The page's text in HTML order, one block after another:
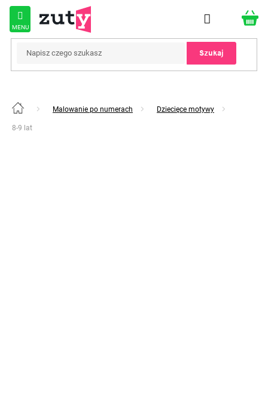
Przejść
treści
Szukaj
Home Malowanie po numerach Dziecięce motywy
8-9 lat